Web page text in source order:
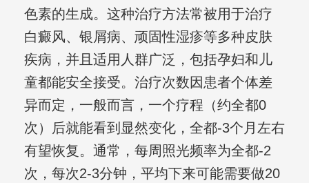
色素的生成。这种治疗方法常被用于治疗
白癜风、银屑病、顽固性湿疹等多种皮肤
疾病，并且适用人群广泛，包括孕妇和儿
童都能安全接受。治疗次数因患者个体差
异而定，一般而言，一个疗程（约全都0
次）后就能看到显然变化，全都-3个月左右
有望恢复。通常，每周照光频率为全都-2
次，每次2-3分钟，平均下来可能需要做20